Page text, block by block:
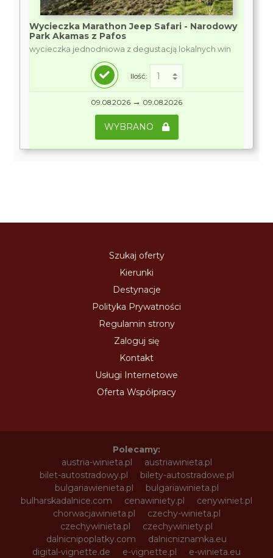
Wycieczka Marathon Jeep Safari - Narodowy
Park Akamas z Pafos
wycieczka jednodniowa z degustacją lokalnych win
Ilość:
09.08.2026 → 09.08.2026
WYBRANO
Szukaj oferty
Kierunki
Destynacje
Polityka Prywatności
Regulamin strony
Zaloguj się
Kontakt
Usługi Internetowe
Oferta Współpracy
Polecamy:
austria-winieta.pl
austriawinieta.pl
bilet-autostradowy.pl
bilety-autostradowe.pl
bulgariawienieta.pl
bulgariawinieta.pl
bulharskadalnice.com
cenawiniety.pl
cenywiniet.pl
chorwacjawinieta.pl
czechy-winieta.pl
czechywinieta.pl
czechywiniety.pl
dalnicnipoplatky.com
dalnicniznamka.eu
digital-vignette.de
e-vignette.pl
e-winieta.eu